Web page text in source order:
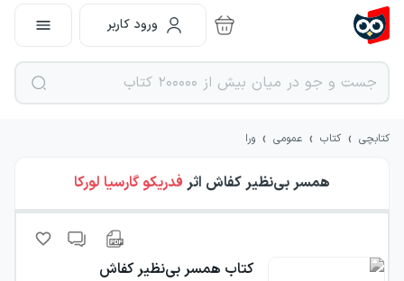
ورود کاربر
کتابچی › کتاب › عمومی › ورا
همسر بی‌نظیر کفاش اثر فدریکو گارسیا لورکا
کتاب همسر بی‌نظیر کفاش